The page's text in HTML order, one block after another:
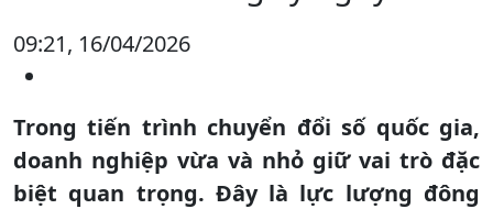
09:21, 16/04/2026
Trong tiến trình chuyển đổi số quốc gia,
doanh nghiệp vừa và nhỏ giữ vai trò đặc
biệt quan trọng. Đây là lực lượng đông